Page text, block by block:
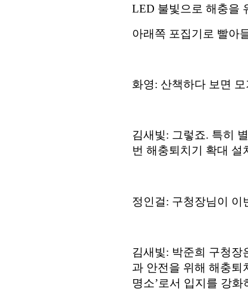
LED 불빛으로 해충을
아래쪽 포집기로 빨아
화영: 산책하다 보면
김새빛: 그렇죠. 특히
번 해충퇴치기 확대
정인걸: 구청장님이 이
김새빛: 박준희 구청장
과 안전을 위해 해충퇴
명소’로서 입지를 강